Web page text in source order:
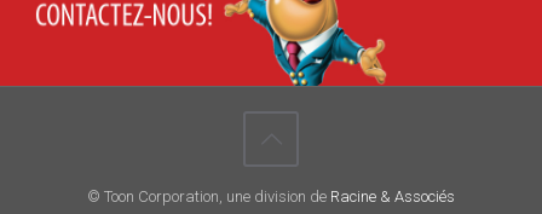
© Toon Corporation, une division de Racine & Associés